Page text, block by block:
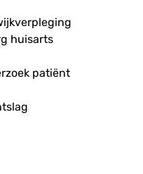
huisarts
patiënt